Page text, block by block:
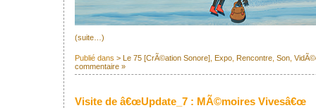
(suite…)
Publié dans > Le 75 [CrÃ©ation Sonore] Expo Rencontre Son
commentaire »
Visite de â€œUpdate_7 : MÃ©moires Vivesâ€œ